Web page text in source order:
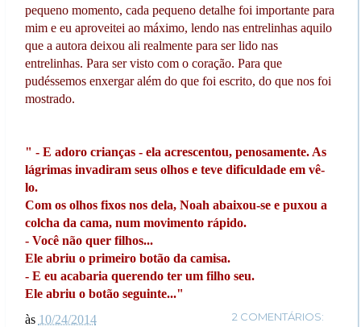
pequeno momento, cada pequeno detalhe foi importante para
mim e eu aproveitei ao máximo, lendo nas entrelinhas aquilo
que a autora deixou ali realmente para ser lido nas
entrelinhas. Para ser visto com o coração. Para que
pudéssemos enxergar além do que foi escrito, do que nos foi
mostrado.
" - E adoro crianças - ela acrescentou, penosamente. As
lágrimas invadiram seus olhos e teve dificuldade em vê-
lo.
Com os olhos fixos nos dela, Noah abaixou-se e puxou a
colcha da cama, num movimento rápido.
- Você não quer filhos...
Ele abriu o primeiro botão da camisa.
- E eu acabaria querendo ter um filho seu.
Ele abriu o botão seguinte..."
às 10/24/2014
2 COMENTÁRIOS: